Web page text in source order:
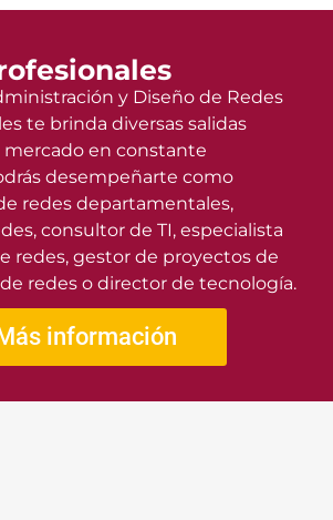
y Diseño de Redes
te brinda diversas salidas
mercado en constante
desempeñarte como
redes departamentales,
consultor de TI, especialista
redes, gestor de proyectos de
redes o director de tecnología.
información